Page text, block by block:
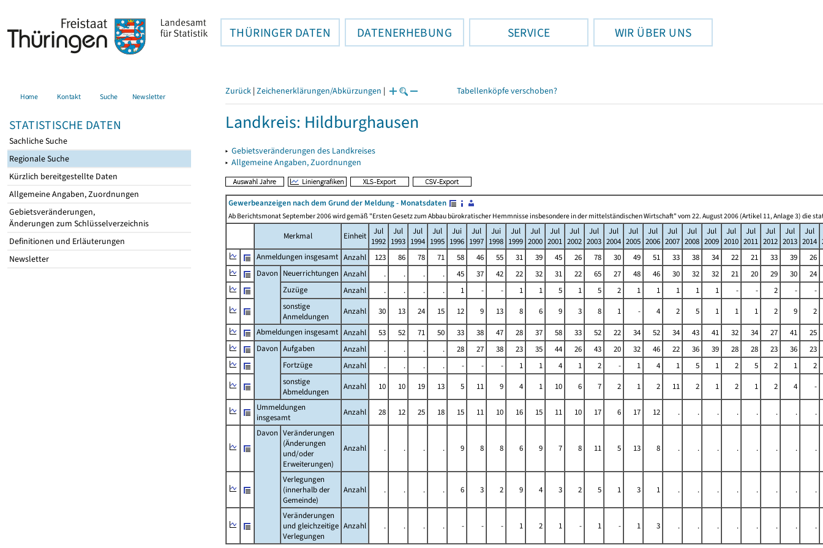
THÜRINGER DATEN DATENERHEBUNG SERVICE WIR ÜBER UNS
Home Kontakt Suche Newsletter
STATISTISCHE DATEN
Sachliche Suche
Regionale Suche
Kürzlich bereitgestellte Daten
Allgemeine Angaben, Zuordnungen
Gebietsveränderungen,
Änderungen zum Schlüsselverzeichnis
Definitionen und Erläuterungen
Newsletter
Zurück | Zeichenerklärungen/Abkürzungen | Tabellenköpfe verschoben?
Landkreis: Hildburghausen
▸ Gebietsveränderungen des Landkreises
▸ Allgemeine Angaben, Zuordnungen
Gewerbeanzeigen nach dem Grund der Meldung - Monatsdaten
Ab Berichtsmonat September 2006 wird gemäß "Ersten Gesetz zum Abbau bürokratischer Hemmnisse insbesondere in der mittelständischen Wirtschaft" vom 22. August 2006 (Artikel 11, Anlage 3) die
Merkmal Einheit
Jul
1992
Jul
1993
Jul
1994
Jul
1995
Jui
1996
Jul
1997
Jui
1998
Jul
1999
Jul
2000
Jul
2001
Jul
2002
Jul
2003
Jul
2004
Jul
2005
Jul
2006
Jul
2007
Jul
2008
Jul
2009
Jul
2010
Jul
2011
Jul
2012
Jul
2013
Jul
2014
Anmeldungen insgesamt Anzahl 123 86 78 71 58 46 55 31 39 45 26 78 30 49 51 33 38 34 22 21 33 39
26
Davon Neuerrichtungen Anzahl . . . . 45 37 42 22 32 31 22 65 27 48 46 30 32 32 21 20 29 30
24
Zuzüge
Anzahl . . . . 1 - - 1 1 5 1 5 2 1 1 1 1 1 - - 2 -
-
sonstige
Anmeldungen
Anzahl 30 13 24 15 12 9 13 8 6 9 3 8 1 - 4 2 5 1 1 1 2 9
2
Abmeldungen insgesamt Anzahl 53 52 71 50 33 38 47 28 37 58 33 52 22 34 52 34 43 41 32 34 27 41
25
Davon Aufgaben Anzahl . . . . 28 27 38 23 35 44 26 43 20 32 46 22 36 39 28 28 23 36
23
Fortzüge
Anzahl . . . . - - - 1 1 4 1 2 - 1 4 1 5 1 2 5 2 1
2
sonstige
Abmeldungen
Anzahl 10 10 19 13 5 11 9 4 1 10 6 7 2 1 2 11 2 1 2 1 2 4
-
Ummeldungen
insgesamt
Anzahl 28 12 25 18 15 11 10 16 15 11 10 17 6 17 12 . . . . . . .
.
Davon Veränderungen
(Änderungen
und/oder
Erweiterungen)
Anzahl . . . . 9 8 8 6 9 7 8 11 5 13 8 . . . . . . . .
Verlegungen
(innerhalb der
Gemeinde)
Anzahl . . . . 6 3 2 9 4 3 2 5 1 3 1 . . . . . . . .
Veränderungen
und gleichzeitige
Verlegungen
Anzahl . . . . - - - 1 2 1 - 1 - 1 3 . . . . . . . .